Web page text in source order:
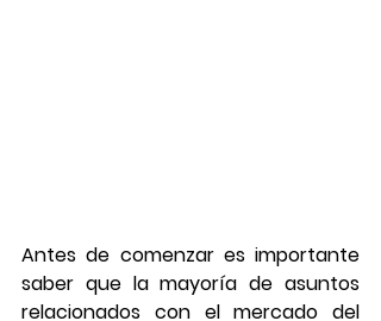
Antes de comenzar es importante
saber que la mayoría de asuntos
relacionados con el mercado del